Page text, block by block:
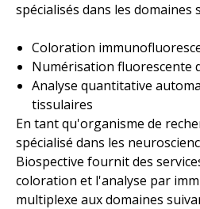
spécialisés dans les domaines
Coloration
Numérisation fluorescente
Analyse quantitative
tissulaires
En tant qu'organisme de
spécialisé dans les
Biospective fournit des
coloration et l'analyse par
multiplexe aux domaines